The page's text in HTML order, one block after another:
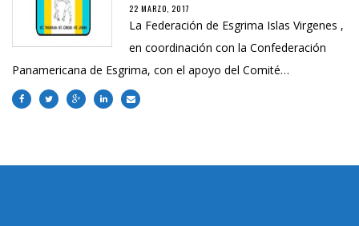
22 MARZO, 2017
La Federación de Esgrima Islas Virgenes ,
en coordinación con la Confederación
Panamericana de Esgrima, con el apoyo del Comité…